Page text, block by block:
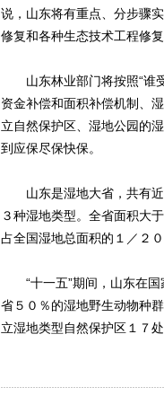
说，山东将有重点、分步骤
修复和各种生态技术工程修
山东林业部门将按照“谁受
资金补偿和面积补偿机制、
立自然保护区、湿地公园的
到应保尽保快保。
山东是湿地大省，共有近
３种湿地类型。全省面积大
占全国湿地总面积的１／２０
“十一五”期间，山东在国
省５０％的湿地野生动物种
立湿地类型自然保护区１７